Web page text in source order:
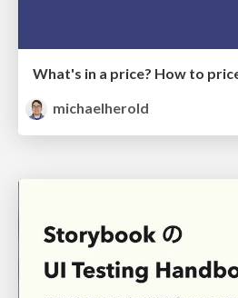
michaelherold